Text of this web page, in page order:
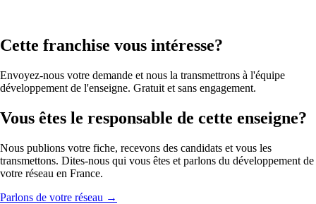
Cette franchise vous intéresse?
Envoyez-nous votre demande et nous la transmettrons à l'équipe
développement de l'enseigne. Gratuit et sans engagement.
Vous êtes le responsable de cette enseigne?
Nous publions votre fiche, recevons des candidats et vous les
transmettons. Dites-nous qui vous êtes et parlons du développement de
votre réseau en France.
Parlons de votre réseau →